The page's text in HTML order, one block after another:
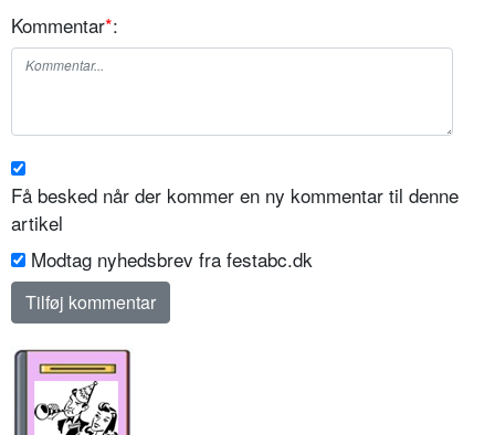
Kommentar*:
Få besked når der kommer en ny kommentar til denne
artikel
Modtag nyhedsbrev fra festabc.dk